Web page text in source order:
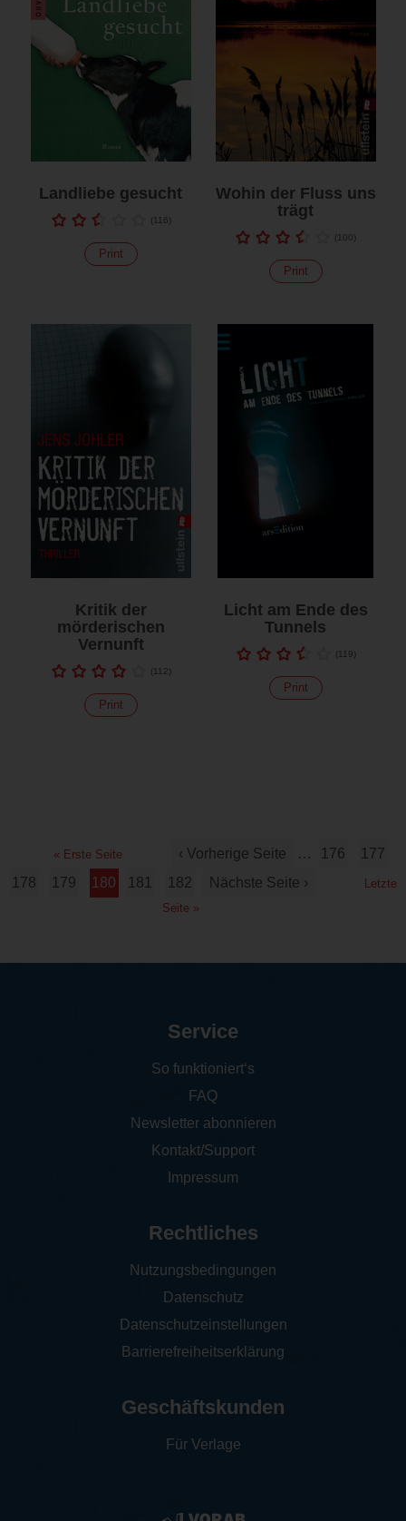
Landliebe gesucht
(116)
Print
Wohin der Fluss uns
trägt
(100)
Print
Kritik der
mörderischen
Vernunft
(112)
Print
Licht am Ende des
Tunnels
(119)
Print
« Erste Seite ‹ Vorherige Seite … 176
177
178
179 180 181 182 Nächste Seite ›
Letzte
Seite »
Service
So funktioniert‘s
FAQ
Newsletter abonnieren
Kontakt/Support
Impressum
Rechtliches
Nutzungsbedingungen
Datenschutz
Datenschutzeinstellungen
Barrierefreiheitserklärung
Geschäftskunden
Für Verlage